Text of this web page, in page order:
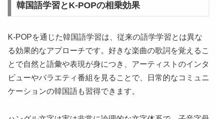
韓国語学習とK-POPの相乗効果
K-POPを通じた韓国語学習は、従来の語学学習とは異な
る効果的なアプローチです。好きな楽曲の歌詞を覚えるこ
とで自然と語彙や表現が身につき、アーティストのインタ
ビューやバラエティ番組を見ることで、日常的なコミュニ
ケーションの韓国語も習得できます。